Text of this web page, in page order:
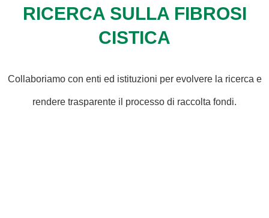
RICERCA SULLA FIBROSI
CISTICA
Collaboriamo con enti ed istituzioni per evolvere la ricerca e
rendere trasparente il processo di raccolta fondi.